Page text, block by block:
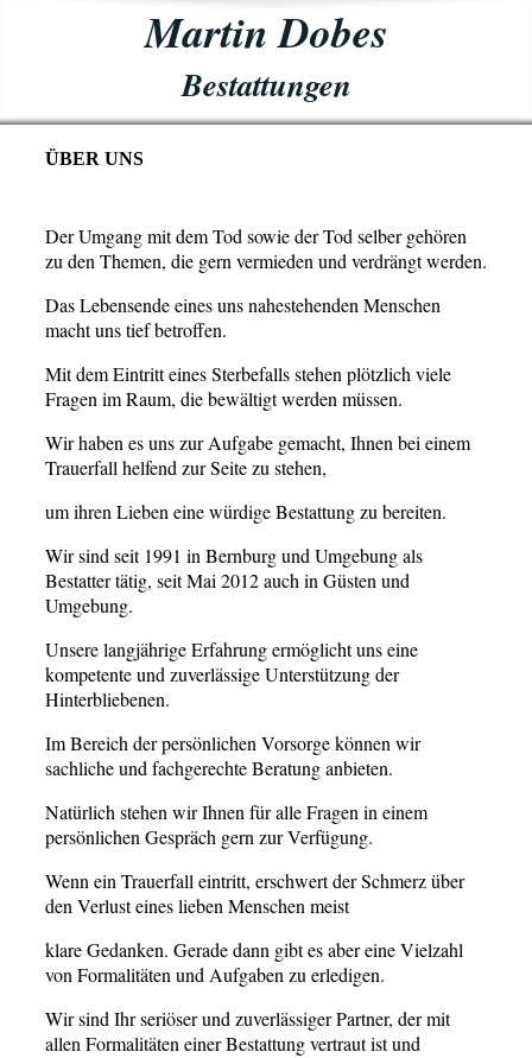
Martin Dobes
Bestattungen
ÜBER UNS
Der Umgang mit dem Tod sowie der Tod selber gehören
zu den Themen, die gern vermieden und verdrängt werden.
Das Lebensende eines uns nahestehenden Menschen
macht uns tief betroffen.
Mit dem Eintritt eines Sterbefalls stehen plötzlich viele
Fragen im Raum, die bewältigt werden müssen.
Wir haben es uns zur Aufgabe gemacht, Ihnen bei einem
Trauerfall helfend zur Seite zu stehen,
um ihren Lieben eine würdige Bestattung zu bereiten.
Wir sind seit 1991 in Bernburg und Umgebung als
Bestatter tätig, seit Mai 2012 auch in Güsten und
Umgebung.
Unsere langjährige Erfahrung ermöglicht uns eine
kompetente und zuverlässige Unterstützung der
Hinterbliebenen.
Im Bereich der persönlichen Vorsorge können wir
sachliche und fachgerechte Beratung anbieten.
Natürlich stehen wir Ihnen für alle Fragen in einem
persönlichen Gespräch gern zur Verfügung.
Wenn ein Trauerfall eintritt, erschwert der Schmerz über
den Verlust eines lieben Menschen meist
klare Gedanken. Gerade dann gibt es aber eine Vielzahl
von Formalitäten und Aufgaben zu erledigen.
Wir sind Ihr seriöser und zuverlässiger Partner, der mit
allen Formalitäten einer Bestattung vertraut ist und